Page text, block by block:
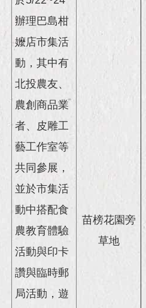
辦理巴島柑
嬤店市集活
動，其中有
北投農友、
農創商品業
者、皮雕工
藝工作室等
共同參展，
並於市集活
動中搭配食
農教育體驗
活動與印卡
讚與臨時郵
局活動，遊
苗榜花園旁
草地